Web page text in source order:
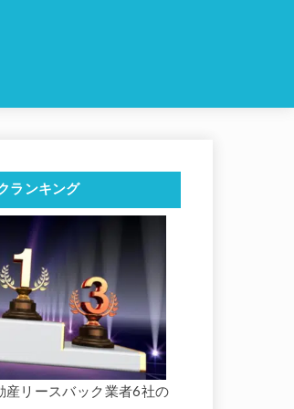
ランキング
産リースバック業者6社の